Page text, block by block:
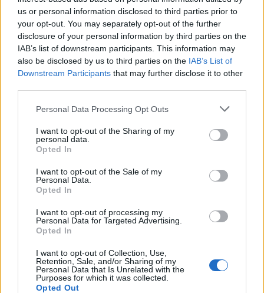
us or personal information disclosed to third parties prior to
your opt-out. You may separately opt-out of the further
disclosure of your personal information by third parties on the
IAB’s list of downstream participants. This information may
also be disclosed by us to third parties on the IAB’s List of
Downstream Participants that may further disclose it to other
Personal Data Processing Opt Outs
I want to opt-out of the Sharing of my
personal data.
Opted In
I want to opt-out of the Sale of my
Personal Data.
Opted In
I want to opt-out of processing my
Personal Data for Targeted Advertising.
Opted In
I want to opt-out of Collection, Use,
Retention, Sale, and/or Sharing of my
Personal Data that Is Unrelated with the
Purposes for which it was collected.
Opted Out
Kodi Rrugor ndryshon:
Përsëritësit e dehur në
timon humbasin patentën
përgjithmonë
Fundjavë me rrezik të lartë
zjarresh në 8 qarqe,
IGJEO paralajmëron për
temperatura deri në 39
gradë
shfaq te kënga “Tunde
moj Selinë”? E zbulon
mia në Europë dhe
angazhimet e saj
Vlorë, pranga 33-vjeçarit
të fundit
për arrogancë ndaj Ronaldos
me një deklaratë të fortë